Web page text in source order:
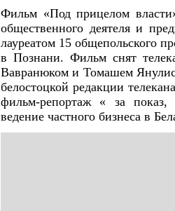
Фильм «Под прицелом
общественного деятеля и
лауреатом 15 общепольского
в Познани. Фильм снят
Вавранюком и Томашем
белостоцкой редакции
фильм-репортаж « за
ведение частного бизнеса в